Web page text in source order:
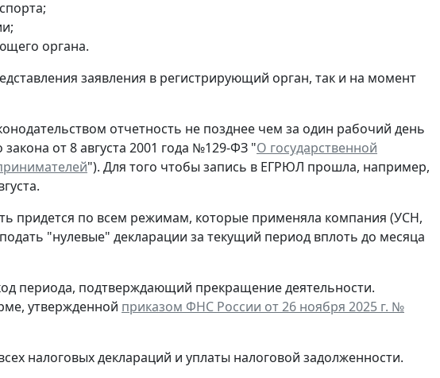
органа.
заявления в регистрирующий орган, так и на момент
отчетность не позднее чем за один рабочий день
от 8 августа 2001 года №129-ФЗ "О государственной
"). Для того чтобы запись в ЕГРЮЛ прошла, например,
придется по всем режимам, которые применяла компания (УСН,
"нулевые" декларации за текущий период вплоть до месяца
периода, подтверждающий прекращение деятельности.
утвержденной приказом ФНС России от 26 ноября 2025 г. №
налоговых деклараций и уплаты налоговой задолженности.